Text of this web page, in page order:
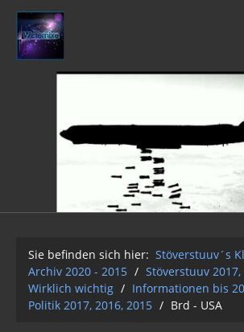
Stöverstuuv´s Klöndöör
Archiv 2020 - 2015
AUFKLÄRUNG 2Q2Q
Wasser 2019
Sie befinden sich hier: Stöverstuuv´s
Archiv 2020 - 2015 / Stöverstuuv 2017,
Wirklich wichtig / Informationen bis
Politik 2017, 2016, 2015 / Brd - USA